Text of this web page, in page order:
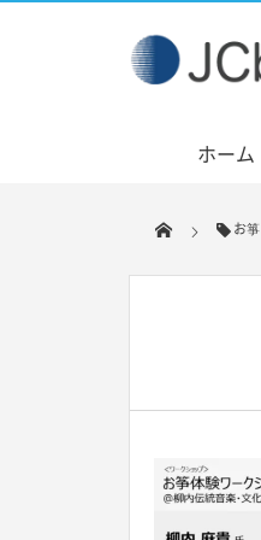
ホーム
お箏